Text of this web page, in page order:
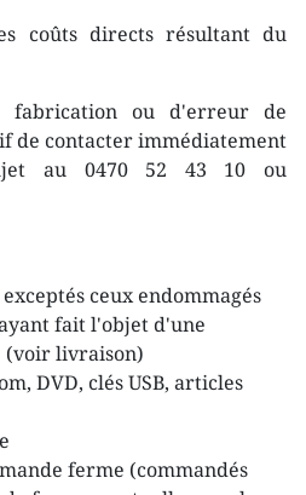
coûts directs résultant du
fabrication ou d'erreur de
de contacter immédiatement
au 0470 52 43 10 ou
ceux endommagés
fait l'objet d'une
(voir livraison)
DVD, clés USB, articles
ferme (commandés